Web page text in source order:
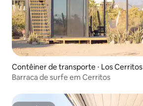
Contêiner de transporte ⋅ Los Cerritos
Barraca de surfe em Cerritos